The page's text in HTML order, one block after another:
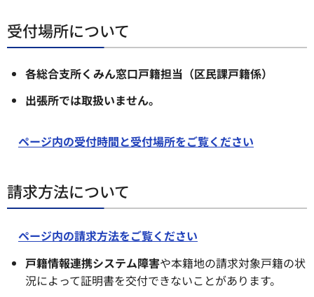
受付場所について
各総合支所くみん窓口戸籍担当（区民課戸籍係）
出張所では取扱いません。
ページ内の受付時間と受付場所をご覧ください
請求方法について
ページ内の請求方法をご覧ください
戸籍情報連携システム障害や本籍地の請求対象戸籍の状
況によって証明書を交付できないことがあります。